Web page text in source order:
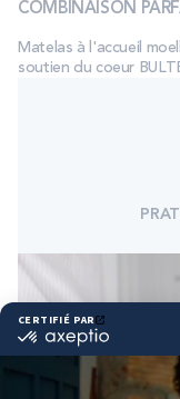
COMBINAISON
Matelas à l'accueil
soutien du coeur